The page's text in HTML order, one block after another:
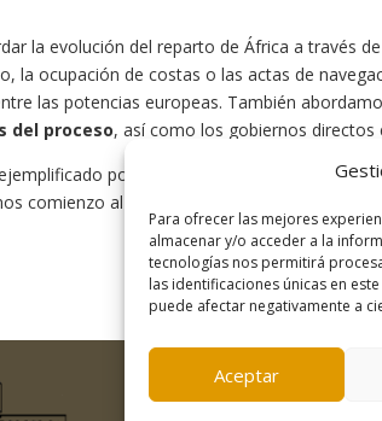
Para ofrecer las mejores
almacenar y/o acceder a la
tecnologías nos permitirá
las identificaciones únicas en
puede afectar negativamente a
Aceptar
la evolución del reparto de África a través
la ocupación de costas o las actas de
las potencias europeas. También
del proceso, así como los gobiernos directos
por la expresión
«la pesada
comienzo al módulo de Ciencias Políticas,